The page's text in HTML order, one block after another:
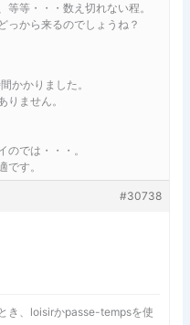
等・・・数え切れない程。
っから来るのでしょうね？
かかりました。
りません。
のでは・・・。
です。
#30738
き、loisirかpasse-tempsを使